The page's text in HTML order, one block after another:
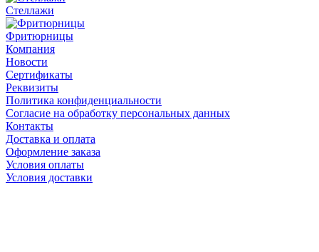
Стеллажи
Фритюрницы
Компания
Новости
Сертификаты
Реквизиты
Политика конфиденциальности
Согласие на обработку персональных данных
Контакты
Доставка и оплата
Оформление заказа
Условия оплаты
Условия доставки